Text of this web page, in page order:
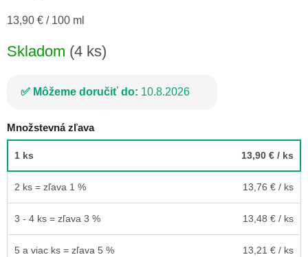
Jednotková
13,90 € / 100 ml
Skladom (4 ks)
Môžeme doručiť do: 10.8.2026
Množstevná zľava
1 ks 13,90 € / ks
2 ks = zľava 1 % 13,76 € / ks
3 - 4 ks = zľava 3 % 13,48 € / ks
5 a viac ks = zľava 5 % 13,21 € / ks